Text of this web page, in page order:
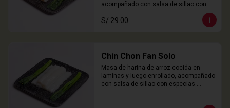
acompañado con salsa de sillao con
3 Unidades
S/ 29.00
Chin Chon Fan Solo
Masa de harina de arroz cocida en
laminas y luego enrollado, acompañado
con salsa de sillao con especias